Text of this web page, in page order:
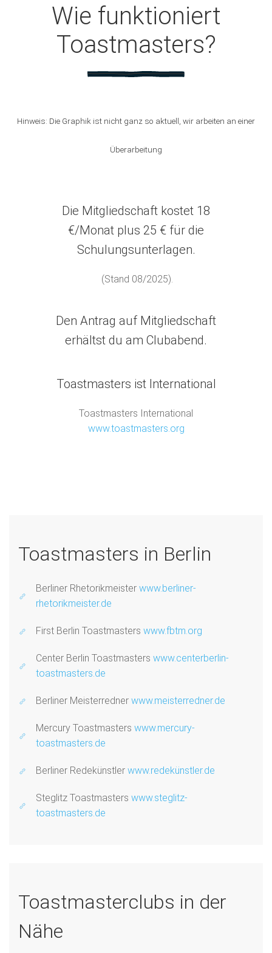
Wie funktioniert
Toastmasters?
Hinweis: Die Graphik ist nicht ganz so aktuell, wir arbeiten an einer
Überarbeitung
Die Mitgliedschaft kostet 18
€/Monat plus 25 € für die
Schulungsunterlagen.
(Stand 08/2025).
Den Antrag auf Mitgliedschaft
erhältst du am Clubabend.
Toastmasters ist International
Toastmasters International
www.toastmasters.org
Toastmasters in Berlin
Berliner Rhetorikmeister www.berliner-
rhetorikmeister.de
First Berlin Toastmasters www.fbtm.org
Center Berlin Toastmasters www.centerberlin-
toastmasters.de
Berliner Meisterredner www.meisterredner.de
Mercury Toastmasters www.mercury-
toastmasters.de
Berliner Redekünstler www.redekünstler.de
Steglitz Toastmasters www.steglitz-
toastmasters.de
Toastmasterclubs in der
Nähe